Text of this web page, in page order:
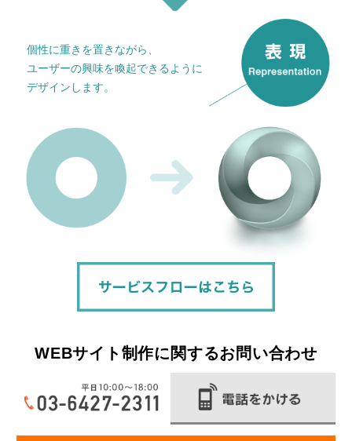
個性に重きを置きながら、
ユーザーの興味を喚起できるように
デザインします。
WEBサイト制作に関するお問い合わせ